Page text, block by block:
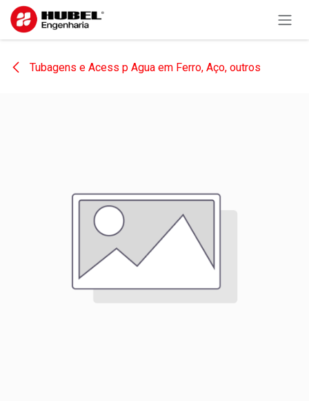
Pular para o conteúdo
Tubagens e Acess p Agua em Ferro, Aço, outros